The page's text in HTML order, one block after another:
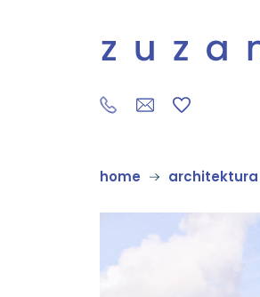
home architektura